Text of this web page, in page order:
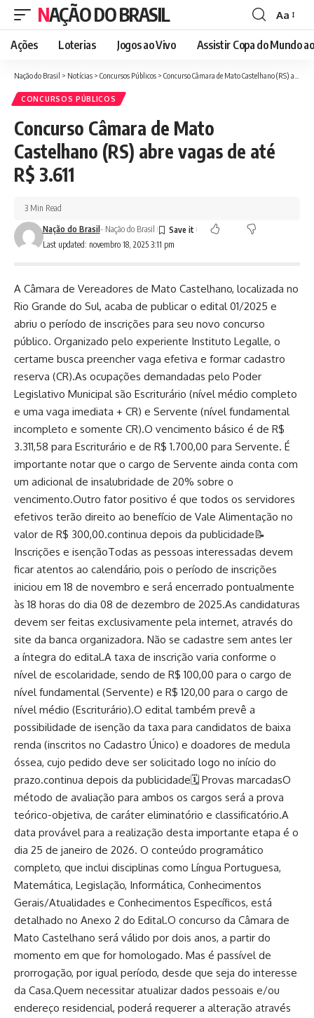
NAÇÃO DO BRASIL
Font
Resizer
Aa
Ações Loterias Jogos ao Vivo Assistir Copa do Mundo
Nação do Brasil > Notícias > Concursos Públicos > Concurso Câmara de Mato Castelhano (RS) abre vagas de até R$ 3.611
CONCURSOS PÚBLICOS
Concurso Câmara de Mato
Castelhano (RS) abre vagas de até
R$ 3.611
Last updated: novembro 18, 2025 3:11 pm
Nação do Brasil- Nação do Brasil
3 Min Read
A Câmara de Vereadores de Mato Castelhano, localizada no
Rio Grande do Sul, acaba de publicar o edital 01/2025 e
abriu o período de inscrições para seu novo concurso
público. Organizado pelo experiente Instituto Legalle, o
certame busca preencher vaga efetiva e formar cadastro
reserva (CR).As ocupações demandadas pelo Poder
Legislativo Municipal são Escriturário (nível médio completo
e uma vaga imediata + CR) e Servente (nível fundamental
incompleto e somente CR).O vencimento básico é de R$
3.311,58 para Escriturário e de R$ 1.700,00 para Servente. É
importante notar que o cargo de Servente ainda conta com
um adicional de insalubridade de 20% sobre o
vencimento.Outro fator positivo é que todos os servidores
efetivos terão direito ao benefício de Vale Alimentação no
valor de R$ 300,00.continua depois da publicidade📝
Inscrições e isençãoTodas as pessoas interessadas devem
ficar atentos ao calendário, pois o período de inscrições
iniciou em 18 de novembro e será encerrado pontualmente
às 18 horas do dia 08 de dezembro de 2025.As candidaturas
devem ser feitas exclusivamente pela internet, através do
site da banca organizadora. Não se cadastre sem antes ler
a íntegra do edital.A taxa de inscrição varia conforme o
nível de escolaridade, sendo de R$ 100,00 para o cargo de
nível fundamental (Servente) e R$ 120,00 para o cargo de
nível médio (Escriturário).O edital também prevê a
possibilidade de isenção da taxa para candidatos de baixa
renda (inscritos no Cadastro Único) e doadores de medula
óssea, cujo pedido deve ser solicitado logo no início do
prazo.continua depois da publicidade🗓️ Provas marcadasO
método de avaliação para ambos os cargos será a prova
teórico-objetiva, de caráter eliminatório e classificatório.A
data provável para a realização desta importante etapa é o
dia 25 de janeiro de 2026. O conteúdo programático
completo, que inclui disciplinas como Língua Portuguesa,
Matemática, Legislação, Informática, Conhecimentos
Gerais/Atualidades e Conhecimentos Específicos, está
detalhado no Anexo 2 do Edital.O concurso da Câmara de
Mato Castelhano será válido por dois anos, a partir do
momento em que for homologado. Mas é passível de
prorrogação, por igual período, desde que seja do interesse
da Casa.Quem necessitar atualizar dados pessoais e/ou
endereço residencial, poderá requerer a alteração através